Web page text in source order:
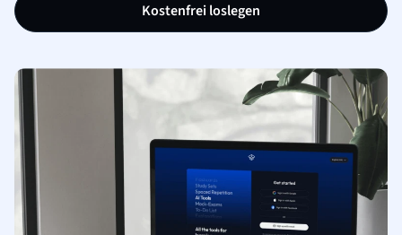
Kostenfrei loslegen